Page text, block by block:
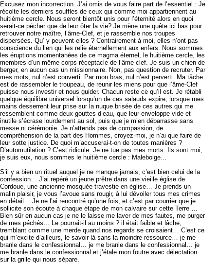
Excusez mon incorrection. J’ai omis de vous faire part de l’essentiel : Je
récolte les derniers souffles de ceux qui comme moi appartiennent au
huitième cercle. Nous seront bientôt unis pour l’éternité alors en quoi
serait-ce pécher que de leur ôter la vie? Je mène une quête ici bas pour
retrouver notre maître, l’âme-Clef, et je rassemble nos troupes
dispersées. Qu’ y peuvent-elles ? Contrairement à moi, elles n’ont pas
conscience du lien qui les relie éternellement aux enfers. Nous sommes
les éruptions momentanées de ce magma éternel, le huitième cercle, les
membres d’un même corps réceptacle de l’âme-clef. Je suis un chien de
berger, en aucun cas un missionnaire. Non, pas question de recruter. Par
mes mots, nul n’est converti. Par mon bras, nul n’est perverti. Ma tâche
est de rassembler le troupeau, de réunir les miens pour que l’âme-Clef
puisse nous investir et nous guider. Chacun reste ce qu’il est. Je rétabli
quelque équilibre universel lorsqu’un de ces salauds expire, lorsque mes
mains desserrent leur prise sur la nuque brisée de ces autres qui me
ressemblent comme deux gouttes d’eau, que leur enveloppe vide et
inutile s’écrase lourdement au sol, puis que je m’en débarrasse sans
messe ni cérémonie. Je n’attends pas de compassion, de
compréhension de la part des Hommes, croyez-moi, je n’ai que faire de
leur sotte justice. De quoi m’accuserai-t-on de toutes manières ?
D’automutilation ? C’est ridicule. Je ne tue pas mes morts. Ils sont moi,
je suis eux, nous sommes le huitième cercle : Malebolge…
S’il y a bien un rituel auquel je ne manque jamais, c’est bien celui de la
confession… J’ai repéré un jeune prêtre dans une vieille église de
Cordoue, une ancienne mosquée travestie en église… Je prends un
malin plaisir, je vous l’avoue sans rougir, à lui dévoiler tous mes crimes
en détail… Je ne l’ai rencontré qu’une fois, et c’est par courrier que je
sollicite son écoute à chaque étape de mon calvaire sur cette Terre …
Bien sûr en aucun cas je ne le laisse me laver de mes fautes, me purger
de mes péchés… Le pourrait-il au moins ? il était faible et lâche,
tremblant comme une merde quand nos regards se croisaient… C’est ce
qui m’excite d’ailleurs, le savoir là sans la moindre ressource… je me
branle dans le confessionnal… je me branle dans le confessionnal… je
me branle dans le confessionnal et j’étale mon foutre avec délectation
sur la grille qui nous sépare.